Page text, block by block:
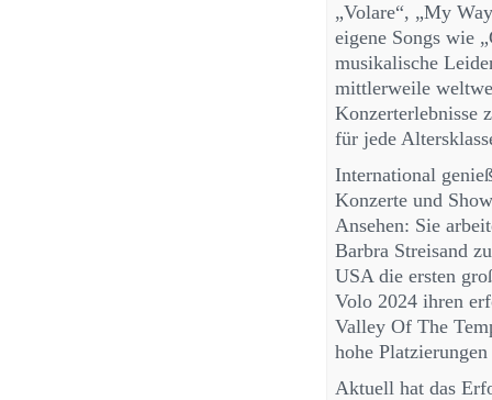
„Volare“, „My
eigene Songs wie
musikalische
mittlerweile
Konzerterlebnisse
für jede
International
Konzerte und
Ansehen: Sie
Barbra Streisand
USA die ersten
Volo 2024 ihren
Valley Of The
hohe
Aktuell hat das